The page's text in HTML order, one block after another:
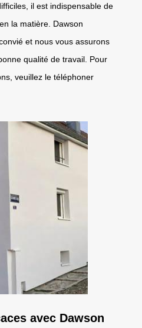
il est indispensable de
la matière. Dawson
et nous vous assurons
qualité de travail. Pour
veuillez le téléphoner
avec Dawson